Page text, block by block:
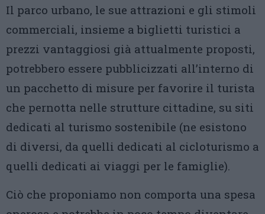
Il parco urbano, le sue attrazioni e gli stimoli
commerciali, insieme a biglietti turistici a
prezzi vantaggiosi già attualmente proposti,
potrebbero essere pubblicizzati all’interno di
un pacchetto di misure per favorire il turista
che pernotta nelle strutture cittadine, su siti
dedicati al turismo sostenibile (ne esistono
di diversi, da quelli dedicati al cicloturismo a
quelli dedicati ai viaggi per le famiglie).
Ciò che proponiamo non comporta una spesa